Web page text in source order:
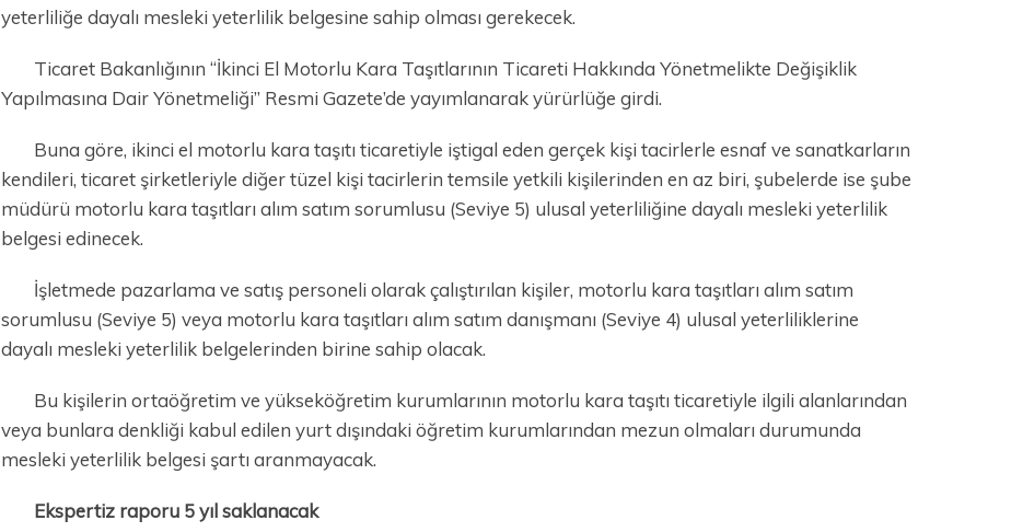
yeterliliğe dayalı mesleki yeterlilik belgesine sahip olması gerekecek.
Ticaret Bakanlığının “İkinci El Motorlu Kara Taşıtlarının Ticareti Hakkında Yönetmelikte Değişiklik
Yapılmasına Dair Yönetmeliği” Resmi Gazete’de yayımlanarak yürürlüğe girdi.
Buna göre, ikinci el motorlu kara taşıtı ticaretiyle iştigal eden gerçek kişi tacirlerle esnaf ve sanatkarların
kendileri, ticaret şirketleriyle diğer tüzel kişi tacirlerin temsile yetkili kişilerinden en az biri, şubelerde ise şube
müdürü motorlu kara taşıtları alım satım sorumlusu (Seviye 5) ulusal yeterliliğine dayalı mesleki yeterlilik
belgesi edinecek.
İşletmede pazarlama ve satış personeli olarak çalıştırılan kişiler, motorlu kara taşıtları alım satım
sorumlusu (Seviye 5) veya motorlu kara taşıtları alım satım danışmanı (Seviye 4) ulusal yeterliliklerine
dayalı mesleki yeterlilik belgelerinden birine sahip olacak.
Bu kişilerin ortaöğretim ve yükseköğretim kurumlarının motorlu kara taşıtı ticaretiyle ilgili alanlarından
veya bunlara denkliği kabul edilen yurt dışındaki öğretim kurumlarından mezun olmaları durumunda
mesleki yeterlilik belgesi şartı aranmayacak.
Ekspertiz raporu 5 yıl saklanacak